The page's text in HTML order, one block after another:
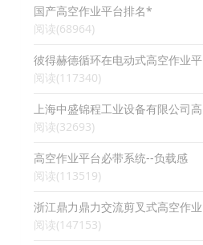
国产高空作业平台排名*
阅读(68964)
彼得赫德循环在电动式高空作业平
阅读(117340)
上海中盛锦程工业设备有限公司高
阅读(32693)
高空作业平台必带系统--负载感
阅读(113519)
浙江鼎力鼎力交流剪叉式高空作业
阅读(147153)